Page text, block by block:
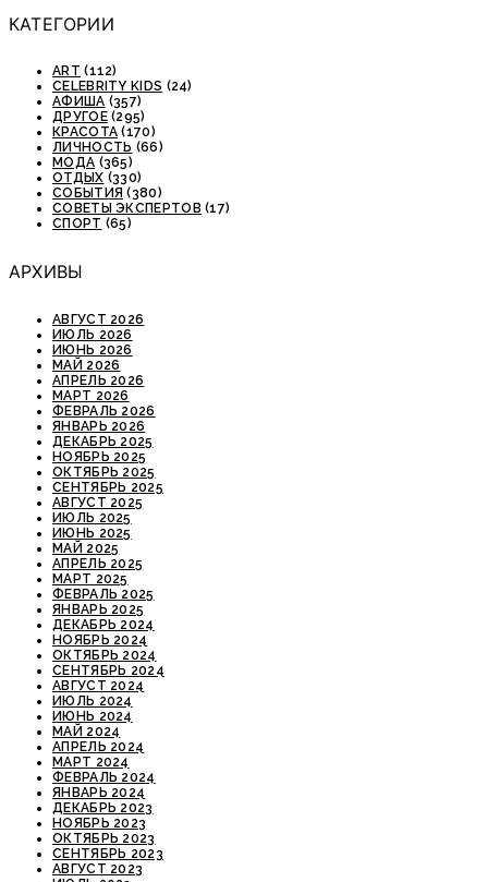
КАТЕГОРИИ
ART (112)
CELEBRITY KIDS (24)
АФИША (357)
ДРУГОЕ(295)
КРАСОТА (170)
ЛИЧНОСТЬ (66)
МОДА (365)
ОТДЫХ (330)
СОБЫТИЯ (380)
СОВЕТЫ ЭКСПЕРТОВ (17)
СПОРТ (65)
АРХИВЫ
АВГУСТ 2026
ИЮЛЬ 2026
ИЮНЬ 2026
МАЙ 2026
АПРЕЛЬ 2026
МАРТ 2026
ФЕВРАЛЬ 2026
ЯНВАРЬ 2026
ДЕКАБРЬ 2025
НОЯБРЬ 2025
ОКТЯБРЬ 2025
СЕНТЯБРЬ 2025
АВГУСТ 2025
ИЮЛЬ 2025
ИЮНЬ 2025
МАЙ 2025
АПРЕЛЬ 2025
МАРТ 2025
ФЕВРАЛЬ 2025
ЯНВАРЬ 2025
ДЕКАБРЬ 2024
НОЯБРЬ 2024
ОКТЯБРЬ 2024
СЕНТЯБРЬ 2024
АВГУСТ 2024
ИЮЛЬ 2024
ИЮНЬ 2024
МАЙ 2024
АПРЕЛЬ 2024
МАРТ 2024
ФЕВРАЛЬ 2024
ЯНВАРЬ 2024
ДЕКАБРЬ 2023
НОЯБРЬ 2023
ОКТЯБРЬ 2023
СЕНТЯБРЬ 2023
АВГУСТ 2023